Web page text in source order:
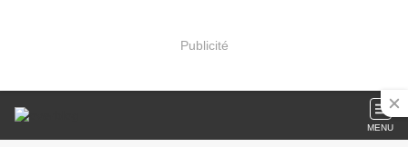
Publicité
MENU